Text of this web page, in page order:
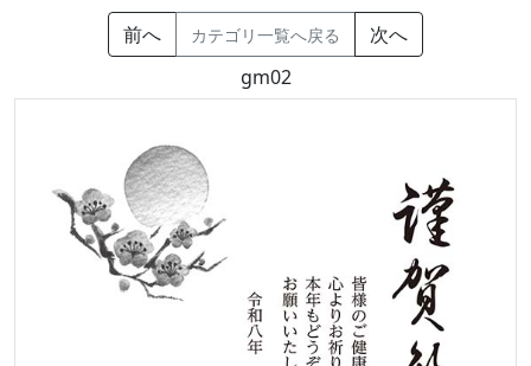
前へ カテゴリ一覧へ戻る
次へ
gm02